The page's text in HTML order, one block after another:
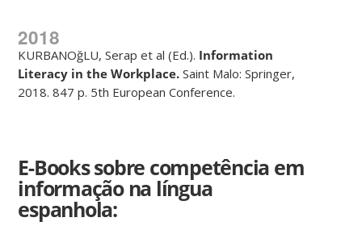
2018
KURBANOğLU, Serap et al (Ed.). Information
Literacy in the Workplace.Saint Malo: Springer,
2018. 847 p. 5th European Conference.
E-Books sobre competência em
informação na língua
espanhola: